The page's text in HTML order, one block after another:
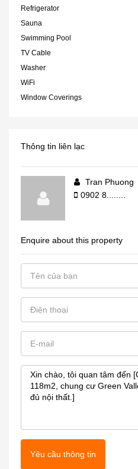
Refrigerator
Sauna
Swimming Pool
TV Cable
Washer
WiFi
Window Coverings
Thông tin liên lạc
Tran Phuong
0902 8........
Enquire about this property
Yêu cầu thông tin